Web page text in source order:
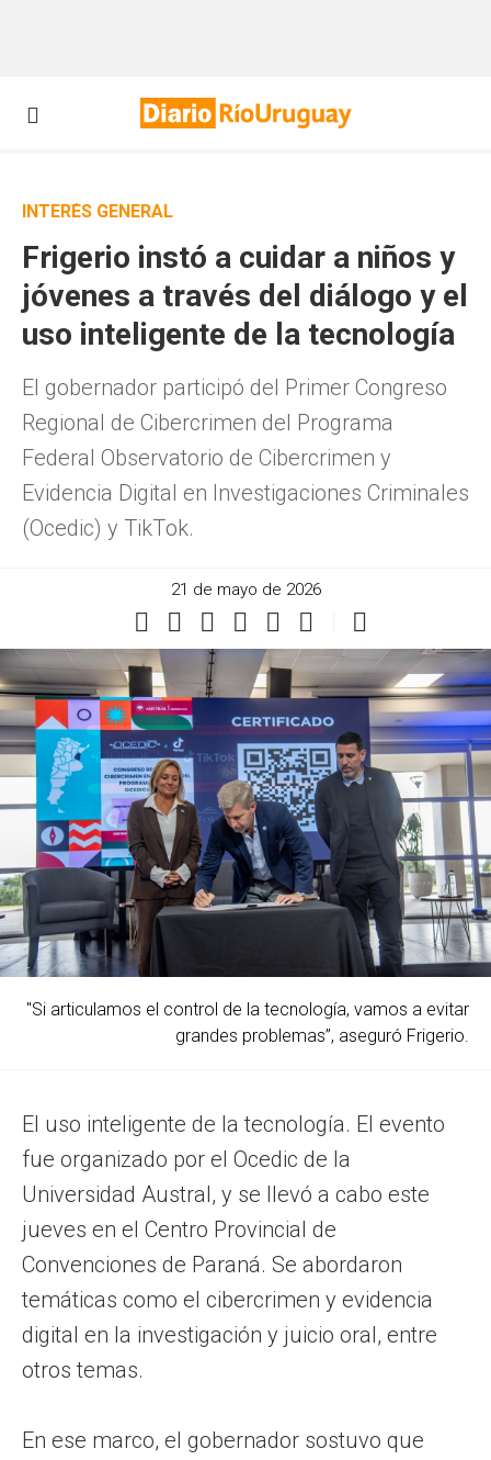
INTERÉS GENERAL
Frigerio instó a cuidar a niños y
jóvenes a través del diálogo y el
uso inteligente de la tecnología
El gobernador participó del Primer Congreso
Regional de Cibercrimen del Programa
Federal Observatorio de Cibercrimen y
Evidencia Digital en Investigaciones Criminales
(Ocedic) y TikTok.
21 de mayo de 2026
"Si articulamos el control de la tecnología, vamos a evitar
grandes problemas”, aseguró Frigerio.
El uso inteligente de la tecnología. El evento
fue organizado por el Ocedic de la
Universidad Austral, y se llevó a cabo este
jueves en el Centro Provincial de
Convenciones de Paraná. Se abordaron
temáticas como el cibercrimen y evidencia
digital en la investigación y juicio oral, entre
otros temas.
En ese marco, el gobernador sostuvo que